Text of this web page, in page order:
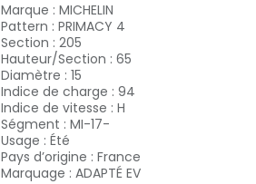
Marque : MICHELIN
Pattern : PRIMACY 4
Section : 205
Hauteur/Section : 65
Diamètre : 15
Indice de charge : 94
Indice de vitesse : H
Ségment : MI-17-
Usage : Été
Pays d’origine : France
Marquage : ADAPTÉ EV